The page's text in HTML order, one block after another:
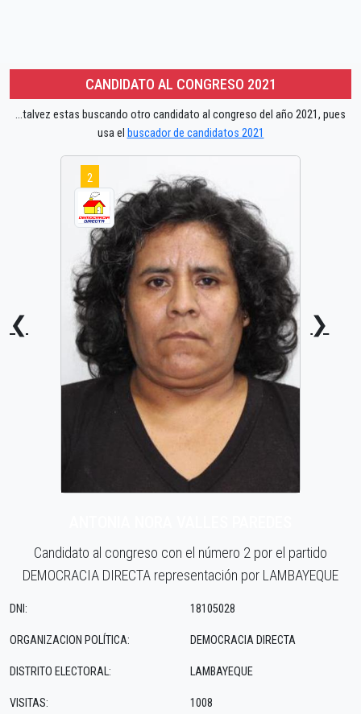
CANDIDATO AL CONGRESO 2021
...talvez estas buscando otro candidato al congreso del año 2021, pues
usa el buscador de candidatos 2021
❮
2
❯
Candidato al congreso con el número 2 por el partido
DEMOCRACIA DIRECTA representación por LAMBAYEQUE
DNI:
ORGANIZACION POLÍTICA:
DISTRITO ELECTORAL:
VISITAS:
18105028
DEMOCRACIA DIRECTA
LAMBAYEQUE
1008